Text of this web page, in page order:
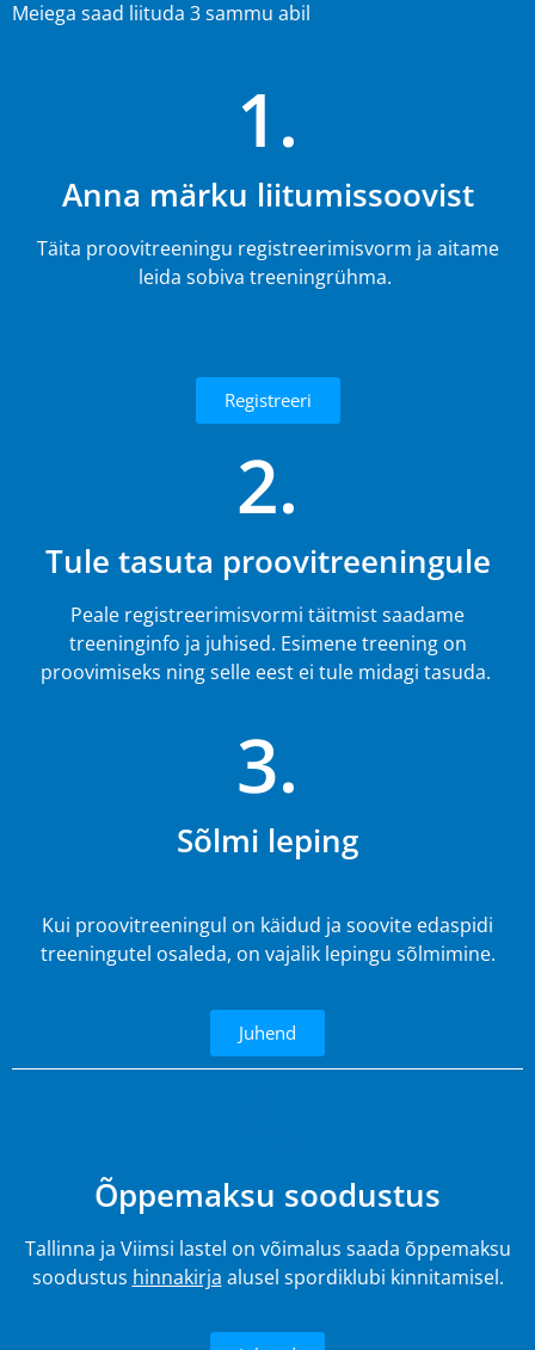
Meiega saad liituda 3 sammu abil
1.
Anna märku liitumissoovist
Täita proovitreeningu registreerimisvorm ja aitame
leida sobiva treeningrühma.
Registreeri
2.
Tule tasuta proovitreeningule
Peale registreerimisvormi täitmist saadame
treeninginfo ja juhised. Esimene treening on
proovimiseks ning selle eest ei tule midagi tasuda.
3.
Sõlmi leping
Kui proovitreeningul on käidud ja soovite edaspidi
treeningutel osaleda, on vajalik lepingu sõlmimine.
Juhend
Õppemaksu soodustus
Tallinna ja Viimsi lastel on võimalus saada õppemaksu
soodustus hinnakirja alusel spordiklubi kinnitamisel.